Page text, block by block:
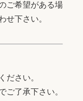
ご希望がある場
せ下さい。
ださい。
ご了承下さい。